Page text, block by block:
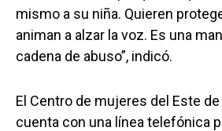
mismo a su niña. Quieren
animan a alzar la voz. Es una
cadena de abuso”, indicó.
El Centro de mujeres del Este
cuenta con una línea telefónica